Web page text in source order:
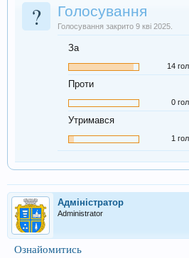
? Голосування
Голосування закрито 9 кві 2025.
За
14
Проти
0
Утримався
1
Адміністратор
Administrator
Ознайомитись